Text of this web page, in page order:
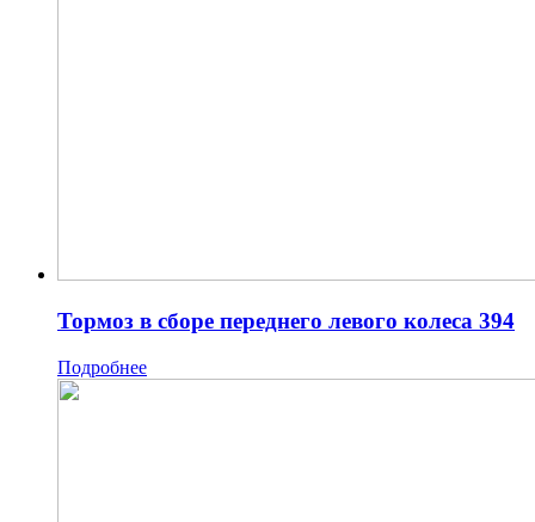
Тормоз в сборе переднего левого колеса 394
Подробнее